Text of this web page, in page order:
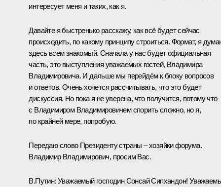
интересует меня и таких, как я.
Давайте я быстренько расскажу, как всё будет сейчас
происходить, по какому принципу строиться. Формат, я
здесь всем знакомый. Сначала у нас будет официальная
часть, это выступления уважаемых гостей, Владимира
Владимировича. И дальше мы перейдём к блоку вопросов
и ответов. Очень хочется рассчитывать, что это будет
дискуссия. Но пока я не уверена, что получится, потому что
с Владимиром Владимировичем спорить сложно, но я,
по крайней мере, попробую.
Передаю слово Президенту страны – хозяйки форума.
Владимир Владимирович, просим Вас.
В.Путин: Уважаемый господин Сонсай Сипхандон!